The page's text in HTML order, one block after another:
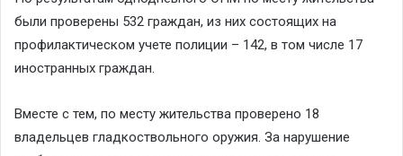
были проверены 532 граждан, из них состоящих на
профилактическом учете полиции – 142, в том числе 17
иностранных граждан.
Вместе с тем, по месту жительства проверено 18
владельцев гладкоствольного оружия. За нарушение